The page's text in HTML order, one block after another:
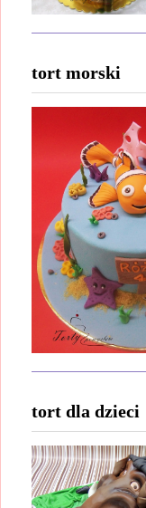
tort morski
tort dla dzieci